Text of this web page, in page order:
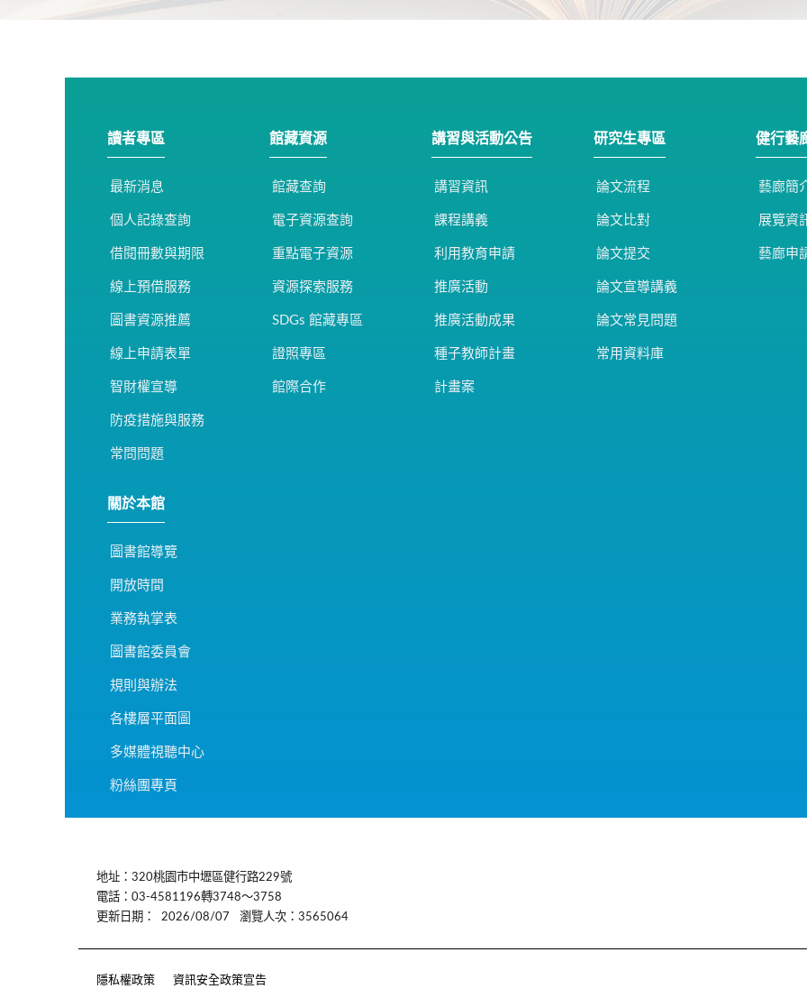
讀者專區
最新消息
個人記錄查詢
借閱冊數與期限
線上預借服務
圖書資源推薦
線上申請表單
智財權宣導
防疫措施與服務
常問問題
館藏資源
館藏查詢
電子資源查詢
重點電子資源
資源探索服務
SDGs 館藏專區
證照專區
館際合作
講習與活動公告
講習資訊
課程講義
利用教育申請
推廣活動
推廣活動成果
種子教師計畫
計畫案
研究生專區
論文流程
論文比對
論文提交
論文宣導講義
論文常見問題
常用資料庫
健行藝
藝廊簡
展覽資
藝廊申
關於本館
圖書館導覽
開放時間
業務執掌表
圖書館委員會
規則與辦法
各樓層平面圖
多媒體視聽中心
粉絲團專頁
地址：320桃園市中壢區健行路229號
電話：03-4581196轉3748～3758
更新日期：
2026/08/07 瀏覽人次：3565064
隱私權政策 資訊安全政策宣告